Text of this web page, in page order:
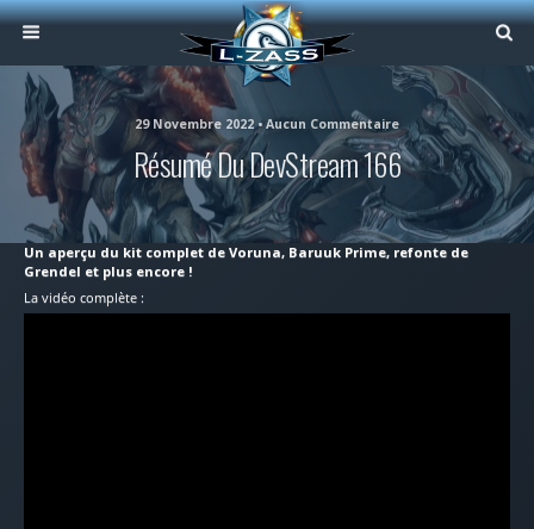
29 Novembre 2022 • Aucun Commentaire
Résumé Du DevStream 166
Un aperçu du kit complet de Voruna, Baruuk Prime, refonte de
Grendel et plus encore !
La vidéo complète :